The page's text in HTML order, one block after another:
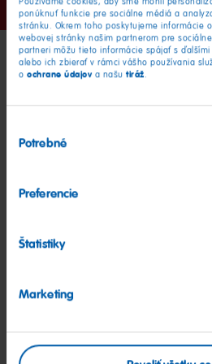
ponúknuť funkcie pre sociálne médiá a
stránku. Okrem toho poskytujeme informácie
webovej stránky našim partnerom pre
partneri môžu tieto informácie spájať s
alebo ich zbierať v rámci vášho používania
o ochrane údajov a našu tiráž.
súhlasu
Potrebné
Preferencie
Štatistiky
Marketing
na
snímku
1
na
snímku
2
na
3
na ten veľký dúhový okamih!